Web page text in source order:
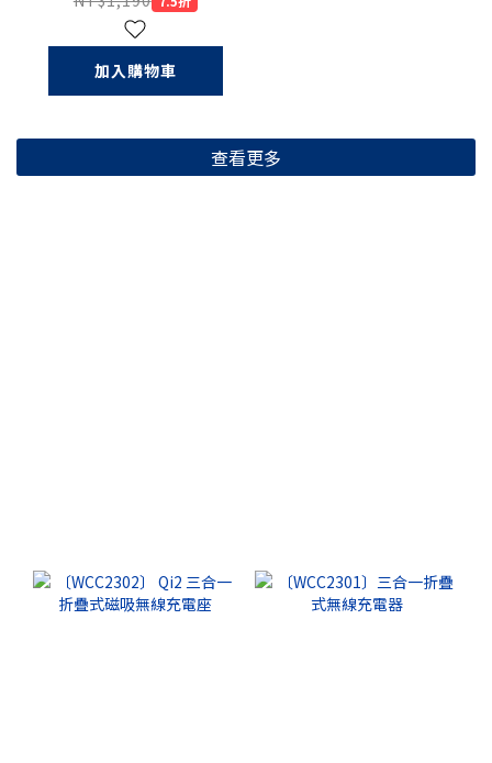
加入購物車
查看更多